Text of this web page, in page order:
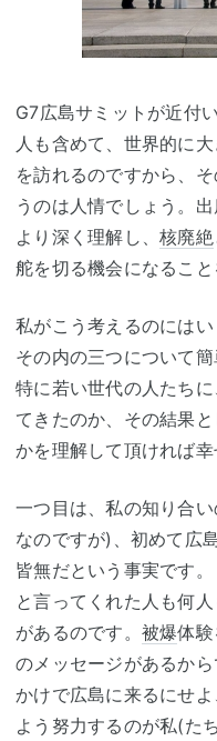
G7広島サミットが近付
人も含めて、世界的に
を訪れるのですから、
うのは人情でしょう。
より深く理解し、 核廃絶
舵を切る機会になること
私がこう考えるのにはい
その内の三つについて
特に若い世代の人たち
てきたのか、その結果
かを理解して頂ければ幸
一つ目は、私の知り合
なのですが) 、初めて広
皆無だという事実です
と言ってくれた人も何
があるのです。 被爆体験
のメッセージがあるか
かけで広島に来るにせ
よう努力するのが私(たち